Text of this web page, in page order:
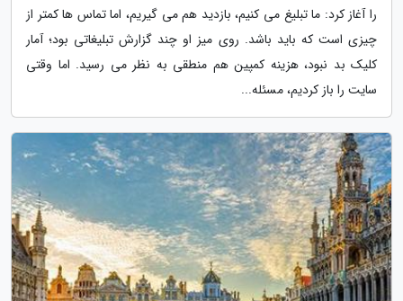
را آغاز کرد: ما تبلیغ می کنیم، بازدید هم می گیریم، اما تماس ها کمتر از
چیزی است که باید باشد. روی میز او چند گزارش تبلیغاتی بود؛ آمار
کلیک بد نبود، هزینه کمپین هم منطقی به نظر می رسید. اما وقتی
سایت را باز کردیم، مسئله...